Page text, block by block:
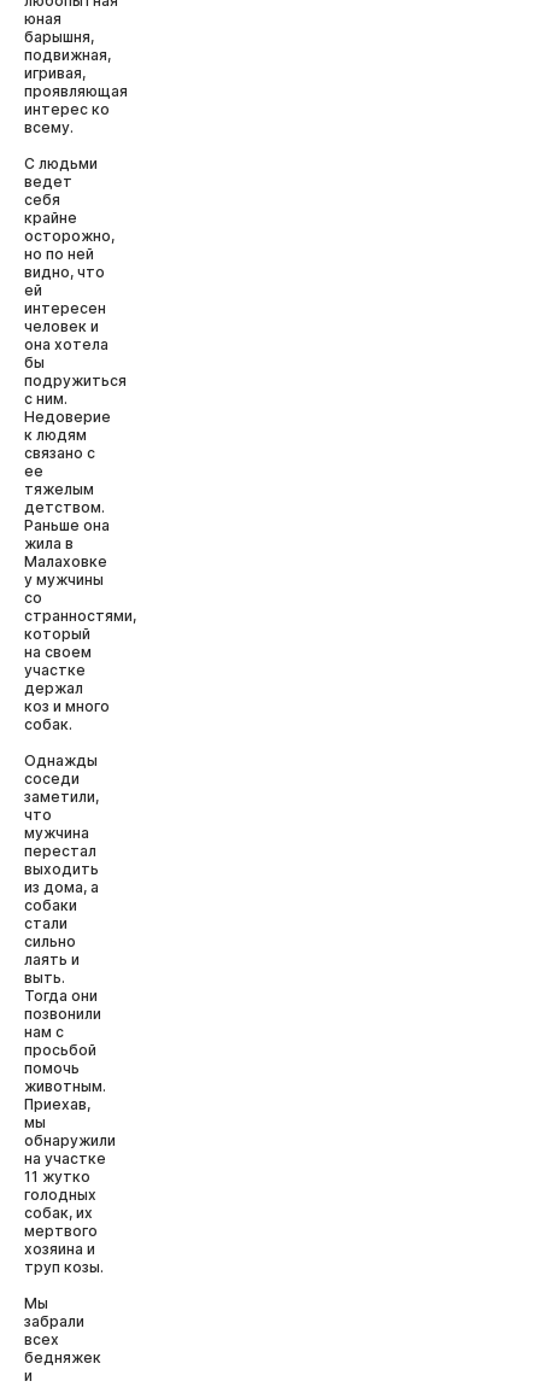
юная
барышня,
подвижная,
игривая,
проявляющая
интерес ко
всему.
С людьми
ведет
себя
крайне
осторожно,
но по ней
видно, что
ей
интересен
человек и
она хотела
бы
подружиться
с ним.
Недоверие
к людям
связано с
ее
тяжелым
детством.
Раньше она
жила в
Малаховке
у мужчины
со
странностями,
который
на своем
участке
держал
коз и много
собак.
Однажды
соседи
заметили,
что
мужчина
перестал
выходить
из дома, а
собаки
стали
сильно
лаять и
выть.
Тогда они
позвонили
нам с
просьбой
помочь
животным.
Приехав,
мы
обнаружили
на участке
11 жутко
голодных
собак, их
мертвого
хозяина и
труп козы.
Мы
забрали
всех
бедняжек
и